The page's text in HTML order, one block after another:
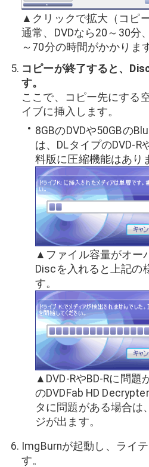
▲クリックで拡大（コピ
通常、DVDなら20～30分
～70分の時間がかかりま
コピーが終了すると、
す。
ここで、コピー先にする
イブに挿入します。
8GBのDVDや50GBの
は、DLタイプのDVD-R
料版に圧縮機能はあり
▲ファイル容量がオー
Discを入れると上記の
す。
▲DVD-RやBD-Rに問題
のDVDFab HD
タに問題がある場合は
ジが出ます。
ImgBurnが起動し、ライ
す。